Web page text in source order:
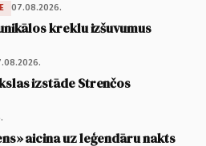
07.08.2026.
kreklu izšuvumus
izstāde Strenčos
aicina uz leģendāru nakts